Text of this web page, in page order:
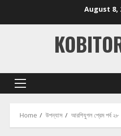
August 8,
Primary
Home উপন্যাস আরশিযুগল প্রেম পর্ব ২৮